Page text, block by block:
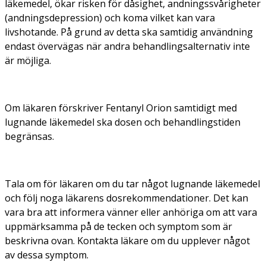
läkemedel, ökar risken för dåsighet, andningssvårigheter
(andningsdepression) och koma vilket kan vara
livshotande. På grund av detta ska samtidig användning
endast övervägas när andra behandlingsalternativ inte
är möjliga.
Om läkaren förskriver Fentanyl Orion samtidigt med
lugnande läkemedel ska dosen och behandlingstiden
begränsas.
Tala om för läkaren om du tar något lugnande läkemedel
och följ noga läkarens dosrekommendationer. Det kan
vara bra att informera vänner eller anhöriga om att vara
uppmärksamma på de tecken och symptom som är
beskrivna ovan. Kontakta läkare om du upplever något
av dessa symptom.